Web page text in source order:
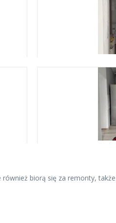
biorą się za remonty,